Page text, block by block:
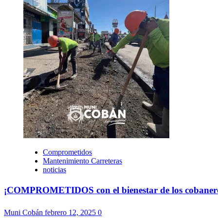
Comprometidos
Mantenimiento Carreteras
noticias
¡COMPROMETIDOS con el bienestar de los
Muni Cobán febrero 12, 2025 0